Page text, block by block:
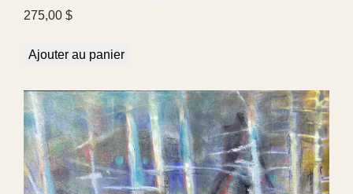
275,00$
Ajouter au panier